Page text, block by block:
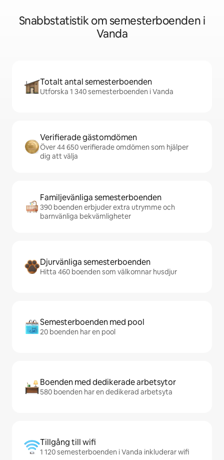
Snabbstatistik om semesterboenden i
Vanda
Totalt antal semesterboenden
Utforska 1 340 semesterboenden i Vanda
Verifierade gästomdömen
Över 44 650 verifierade omdömen som hjälper
dig att välja
Familjevänliga semesterboenden
390 boenden erbjuder extra utrymme och
barnvänliga bekvämligheter
Djurvänliga semesterboenden
Hitta 460 boenden som välkomnar husdjur
Semesterboenden med pool
20 boenden har en pool
Boenden med dedikerade arbetsytor
580 boenden har en dedikerad arbetsyta
Tillgång till wifi
1 120 semesterboenden i Vanda inkluderar wifi